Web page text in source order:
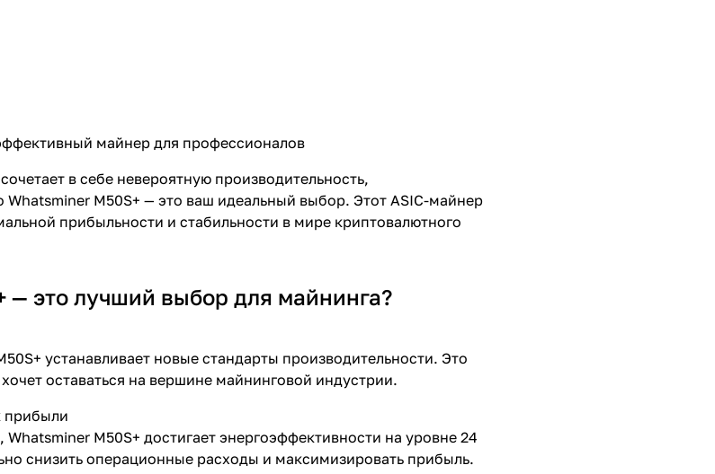
майнер для профессионалов
в себе невероятную производительность,
Whatsminer M50S+ — это ваш идеальный выбор. Этот ASIC-майнер
прибыльности и стабильности в мире криптовалютного
— это лучший выбор для майнинга?
устанавливает новые стандарты производительности. Это
оставаться на вершине майнинговой индустрии.
прибыли
M50S+ достигает энергоэффективности на уровне 24
снизить операционные расходы и максимизировать прибыль.